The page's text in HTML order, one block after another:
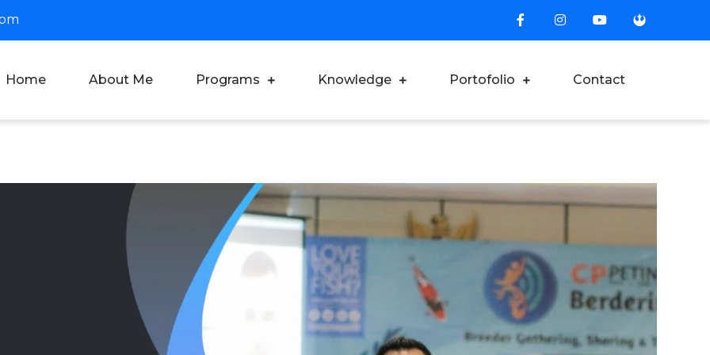
Dian Saputra
Corporate Trainer & Motivator Indonesia
Home About Me Programs Knowledge Portofolio Contact